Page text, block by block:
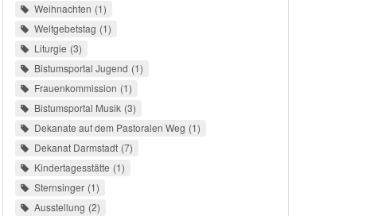
Weihnachten 1
Weltgebetstag 1
Liturgie 3
Bistumsportal Jugend 1
Frauenkommission 1
Bistumsportal Musik 3
Dekanate auf dem Pastoralen Weg 1
Dekanat Darmstadt 7
Kindertagesstätte 1
Sternsinger 1
Ausstellung 2